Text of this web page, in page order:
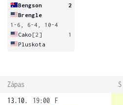
Bengson
2
Brengle
1-6, 6-4, 10-4
Cako [2]
1
Pluskota
Zápas S
13.10.
19:00
F